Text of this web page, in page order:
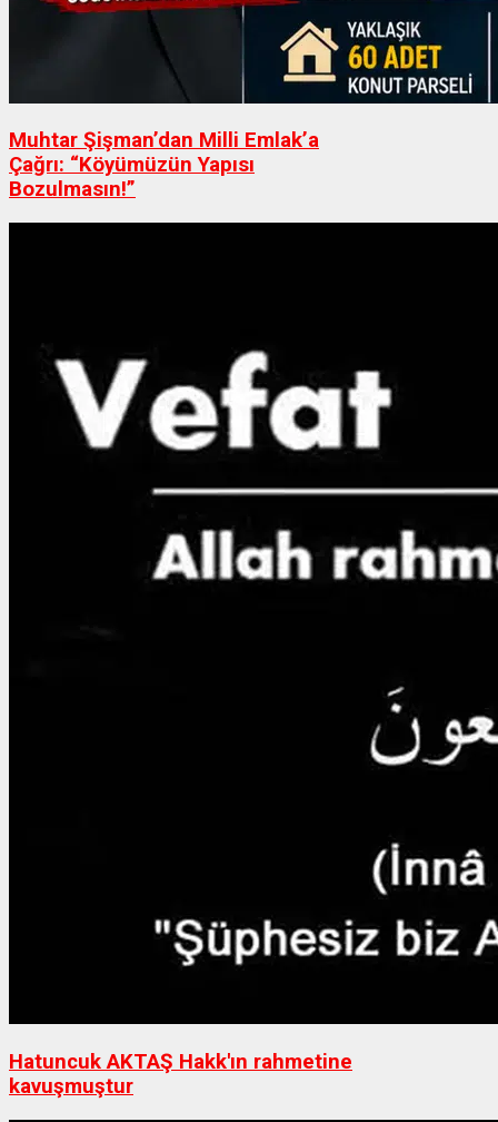
Muhtar Şişman’dan Milli Emlak’a
Çağrı: “Köyümüzün Yapısı
Bozulmasın!”
Hatuncuk AKTAŞ Hakk'ın rahmetine
kavuşmuştur